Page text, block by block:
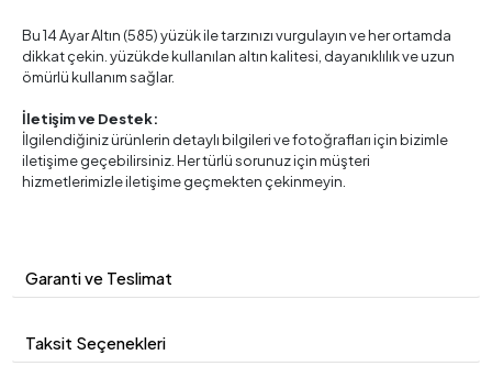
Bu 14 Ayar Altın (585) yüzük ile tarzınızı vurgulayın ve her ortamda
dikkat çekin. yüzükde kullanılan altın kalitesi, dayanıklılık ve uzun
ömürlü kullanım sağlar.
İletişim ve Destek:
İlgilendiğiniz ürünlerin detaylı bilgileri ve fotoğrafları için bizimle
iletişime geçebilirsiniz. Her türlü sorunuz için müşteri
hizmetlerimizle iletişime geçmekten çekinmeyin.
Garanti ve Teslimat
Taksit Seçenekleri